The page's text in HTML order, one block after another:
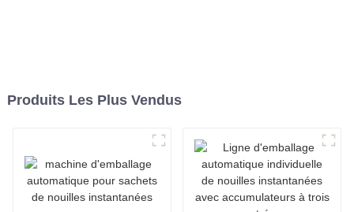
Produits Les Plus Vendus